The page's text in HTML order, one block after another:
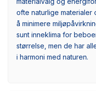
ofte naturlige
å minimere
sunt inneklima for
størrelse, men de har
i harmoni med naturen.